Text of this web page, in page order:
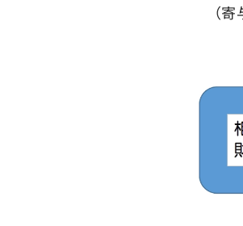
（寄